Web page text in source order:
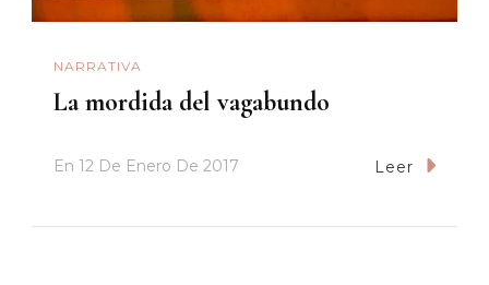
NARRATIVA
La mordida del vagabundo
En 12 De Enero De 2017 Leer